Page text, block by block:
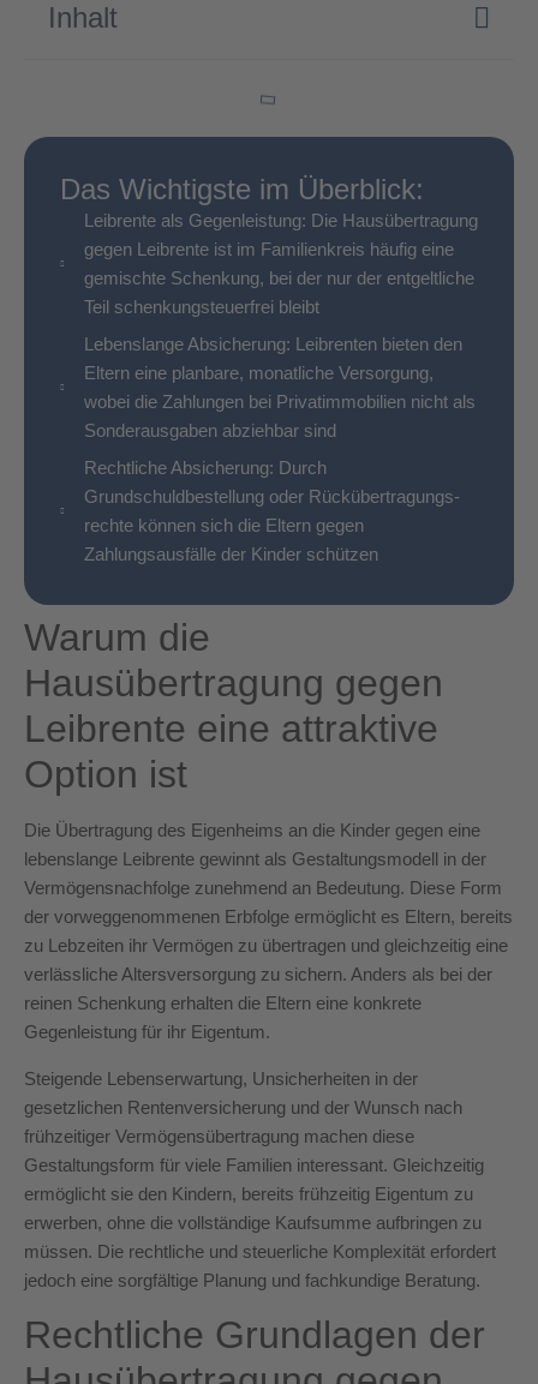
Inhalt
Das Wichtigste im Überblick:
Leibrente als Gegenleistung: Die Hausübertragung
gegen Leibrente ist im Familienkreis häufig eine
gemischte Schenkung, bei der nur der entgeltliche
Teil schenkungsteuerfrei bleibt
Lebens­lange Absicherung: Leibrenten bieten den
Eltern eine planbare, monatliche Versorgung,
wobei die Zahlungen bei Privatimmobilien nicht als
Sonderausgaben abziehbar sind
Rechtliche Absicherung: Durch
Grundschuldbestellung oder Rück­übertragungs­
rechte können sich die Eltern gegen
Zahlungsausfälle der Kinder schützen
Warum die
Hausübertragung gegen
Leibrente eine attraktive
Option ist
Die Übertragung des Eigenheims an die Kinder gegen eine
lebenslange Leibrente gewinnt als Gestaltungsmodell in der
Vermögensnachfolge zunehmend an Bedeutung. Diese Form
der vorweggenommenen Erbfolge ermöglicht es Eltern, bereits
zu Lebzeiten ihr Vermögen zu übertragen und gleichzeitig eine
verlässliche Altersversorgung zu sichern. Anders als bei der
reinen Schenkung erhalten die Eltern eine konkrete
Gegenleistung für ihr Eigentum.
Steigende Lebenserwartung, Unsicherheiten in der
gesetzlichen Rentenversicherung und der Wunsch nach
frühzeitiger Vermögensübertragung machen diese
Gestaltungsform für viele Familien interessant. Gleichzeitig
ermöglicht sie den Kindern, bereits frühzeitig Eigentum zu
erwerben, ohne die vollständige Kaufsumme aufbringen zu
müssen. Die rechtliche und steuerliche Komplexität erfordert
jedoch eine sorgfältige Planung und fachkundige Beratung.
Rechtliche Grundlagen der